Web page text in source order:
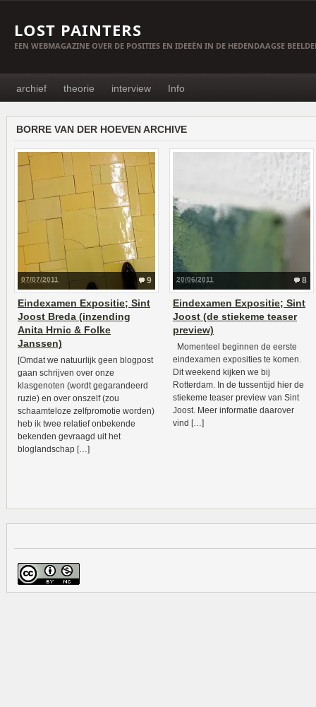
LOST PAINTERS
EEN WEBMAGAZINE OVER DE POSITIES EN IDEEËN IN DE HEDENDAAGSE
archief theorie interview Info
BORRE VAN DER HOEVEN ARCHIVE
9
07/07/2011
Eindexamen Expositie; Sint
Joost Breda (inzending
Anita Hrnic & Folke
Janssen)
[Omdat we natuurlijk geen blogpost
gaan schrijven over onze
klasgenoten (wordt gegarandeerd
ruzie) en over onszelf (zou
schaamteloze zelfpromotie worden)
heb ik twee relatief onbekende
bekenden gevraagd uit het
bloglandschap […]
8
20/06/2011
Eindexamen Expositie; Sint
Joost (de stiekeme teaser
preview)
Momenteel beginnen de eerste
eindexamen exposities te komen.
Dit weekend kijken we bij
Rotterdam. In de tussentijd hier de
stiekeme teaser preview van Sint
Joost. Meer informatie daarover
vind […]